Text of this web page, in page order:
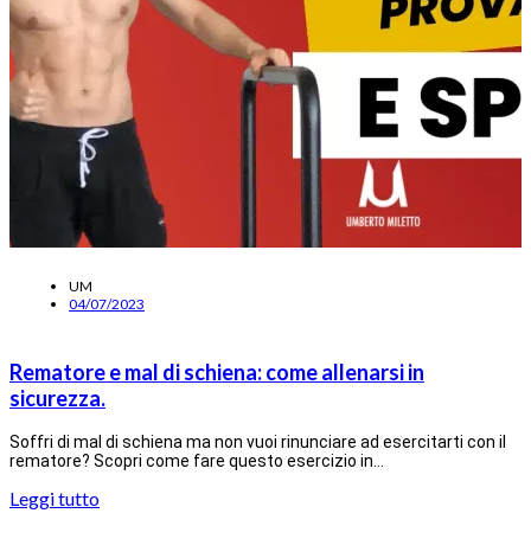
UM
04/07/2023
Rematore e mal di schiena: come allenarsi in
sicurezza.
Soffri di mal di schiena ma non vuoi rinunciare ad esercitarti con il
rematore? Scopri come fare questo esercizio in…
Leggi tutto